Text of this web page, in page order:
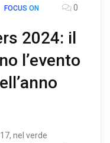
FOCUS ON 0
2024: il
l’evento
nel verde